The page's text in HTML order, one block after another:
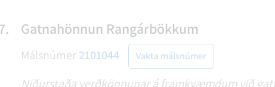
Gatnahönnun Rangárbökkum
Málsnúmer2101044 Vakta málsnúmer
Niðurstaða verðkönnunar á framkvæmdum við